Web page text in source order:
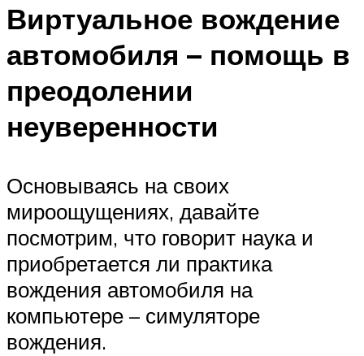
Виртуальное вождение
автомобиля – помощь в
преодолении
неуверенности
Основываясь на своих
мироощущениях, давайте
посмотрим, что говорит наука и
приобретается ли практика
вождения автомобиля на
компьютере – симуляторе
вождения.